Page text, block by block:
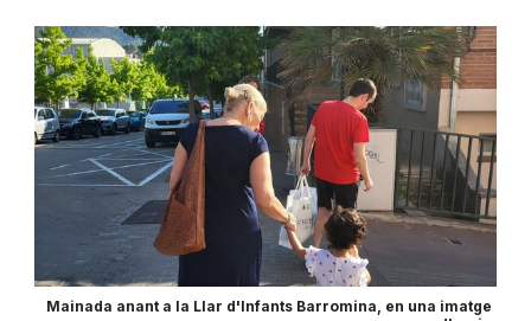
Mainada anant a la Llar d'Infants Barromina, en una imatge